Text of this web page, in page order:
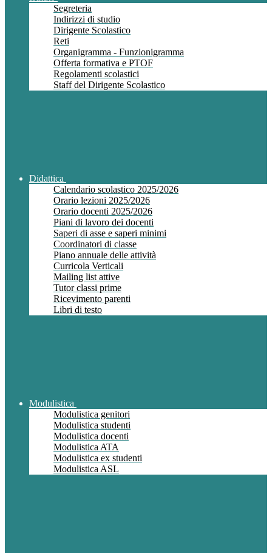
Segreteria
Indirizzi di studio
Dirigente Scolastico
Reti
Organigramma - Funzionigramma
Offerta formativa e PTOF
Regolamenti scolastici
Staff del Dirigente Scolastico
Didattica
Calendario scolastico 2025/2026
Orario lezioni 2025/2026
Orario docenti 2025/2026
Piani di lavoro dei docenti
Saperi di asse e saperi minimi
Coordinatori di classe
Piano annuale delle attività
Curricola Verticali
Mailing list attive
Tutor classi prime
Ricevimento parenti
Libri di testo
Modulistica
Modulistica genitori
Modulistica studenti
Modulistica docenti
Modulistica ATA
Modulistica ex studenti
Modulistica ASL